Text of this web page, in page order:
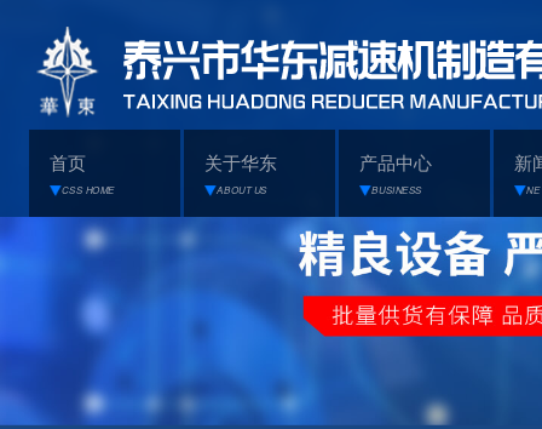
首页
CSS HOME
关于华东
ABOUT US
产品中心
BUSINESS
新